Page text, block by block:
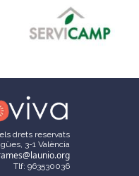
drets reservats
3-1 València
Tlf: 963530036